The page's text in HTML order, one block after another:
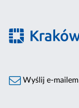
Wyślij e-mailem